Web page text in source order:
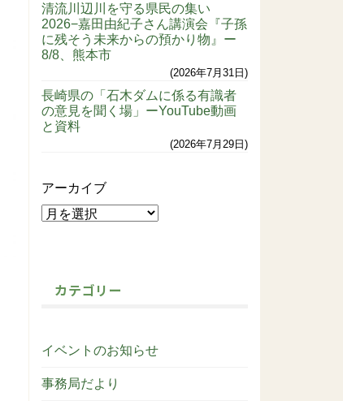
清流川辺川を守る県民の集い
2026−嘉田由紀子さん講演会『子孫
に残そう未来からの預かり物』ー
8/8、熊本市
2026年7月31日
長崎県の「石木ダムに係る有識者
の意見を聞く場」ーYouTube動画
と資料
2026年7月29日
アーカイブ
カテゴリー
イベントのお知らせ
事務局だより